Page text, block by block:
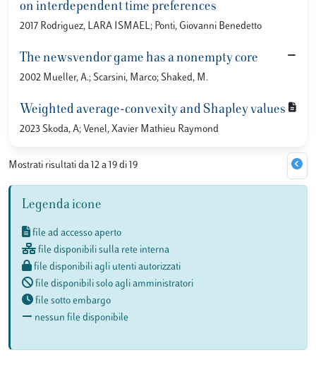
on interdependent time preferences
2017 Rodriguez, LARA ISMAEL; Ponti, Giovanni Benedetto
The newsvendor game has a nonempty core
2002 Mueller, A.; Scarsini, Marco; Shaked, M.
Weighted average-convexity and Shapley values
2023 Skoda, A; Venel, Xavier Mathieu Raymond
Mostrati risultati da 12 a 19 di 19
Legenda icone
file ad accesso aperto
file disponibili sulla rete interna
file disponibili agli utenti autorizzati
file disponibili solo agli amministratori
file sotto embargo
nessun file disponibile